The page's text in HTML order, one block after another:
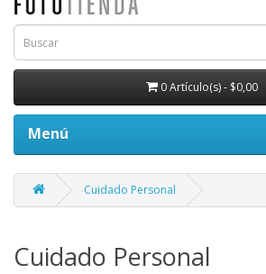
0 Artículo(s) - $0,00
Menú
Cuidado Personal
Cuidado Personal